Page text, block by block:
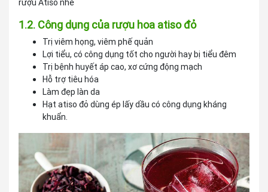
rượu Atiso nhé
1.2. Công dụng của rượu hoa atiso đỏ
Trị viêm họng, viêm phế quản
Lợi tiểu, có công dụng tốt cho người hay bị tiểu đêm
Trị bệnh huyết áp cao, xơ cứng động mạch
Hỗ trợ tiêu hóa
Làm đẹp làn da
Hạt atiso đỏ dùng ép lấy dầu có công dụng kháng
khuẩn.